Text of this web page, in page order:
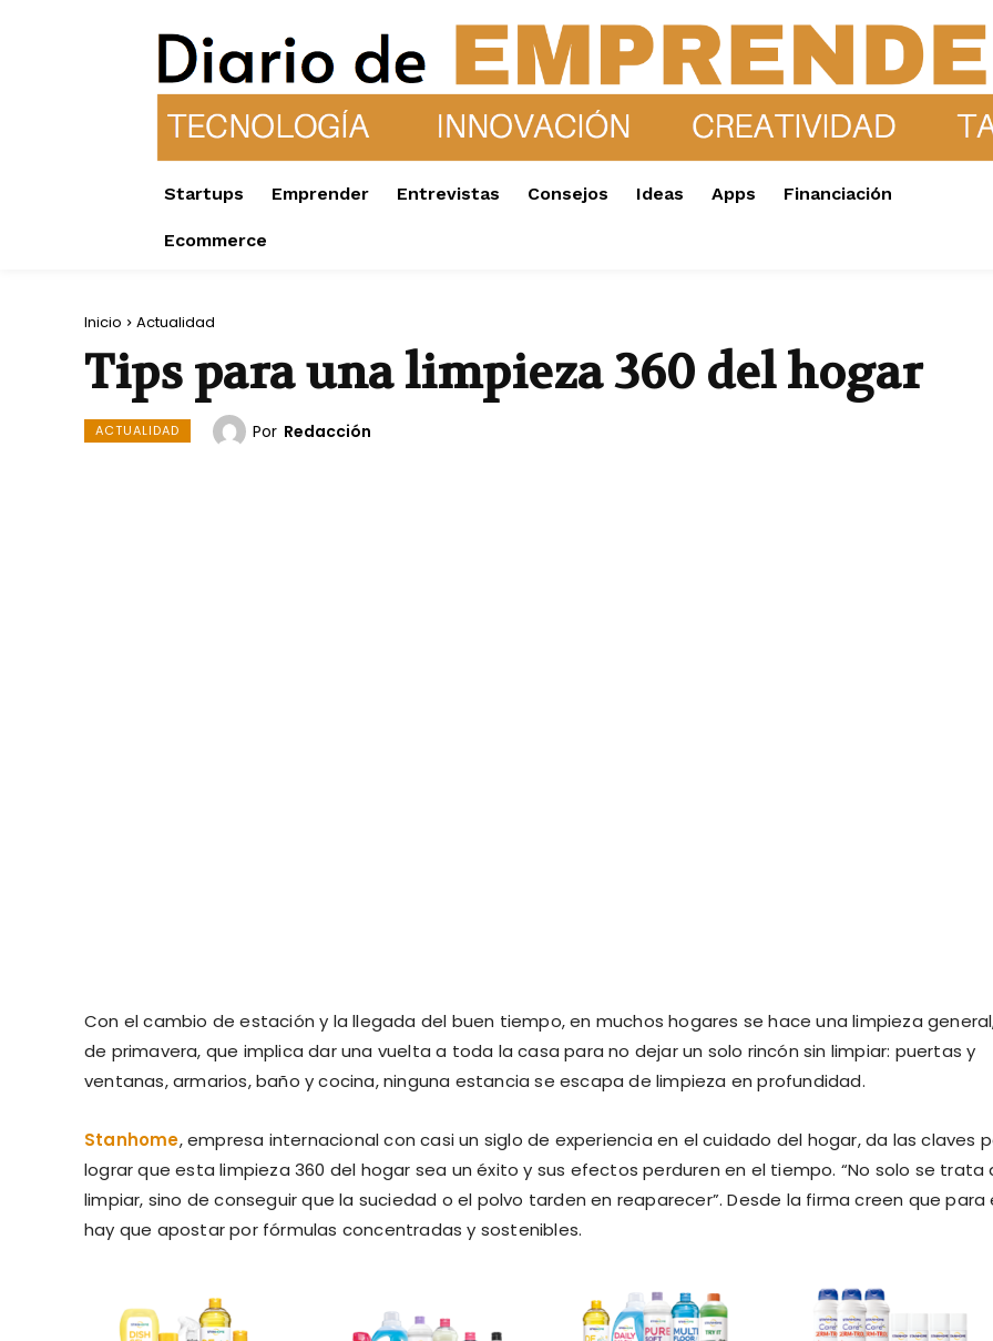
Startups Emprender Entrevistas Consejos Ideas Apps Financiación
Ecommerce
Inicio Actualidad
Tips para una limpieza 360 del hogar
ACTUALIDAD Por Redacción
Con el cambio de estación y la llegada del buen tiempo, en muchos hogares se hace una limpieza
de primavera, que implica dar una vuelta a toda la casa para no dejar un solo rincón sin limpiar: puertas y
ventanas, armarios, baño y cocina, ninguna estancia se escapa de limpieza en profundidad.
Stanhome, empresa internacional con casi un siglo de experiencia en el cuidado del hogar, da las claves
lograr que esta limpieza 360 del hogar sea un éxito y sus efectos perduren en el tiempo. “No solo se trata
limpiar, sino de conseguir que la suciedad o el polvo tarden en reaparecer”. Desde la firma creen que para
hay que apostar por fórmulas concentradas y sostenibles.